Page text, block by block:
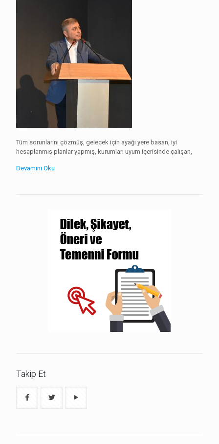
Tüm sorunlarını çözmüş, gelecek için ayağı yere basan, iyi
hesaplanmış planlar yapmış, kurumları uyum içerisinde çalışan,
Devamını Oku
Takip Et